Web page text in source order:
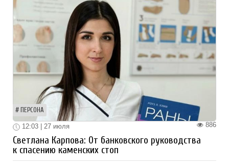
ПЕРСОНА
886
12:03 | 27 июля
Светлана Карпова: От банковского руководства
к спасению каменских стоп